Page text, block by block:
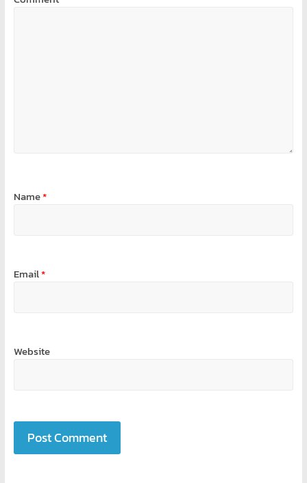
Name*
Email*
Website